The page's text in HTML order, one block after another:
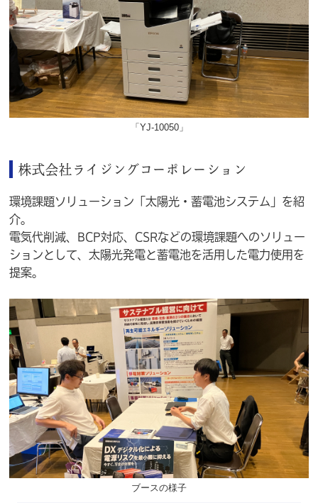
「YJ-10050」
株式会社ライジングコーポレーション
環境課題ソリューション「太陽光・蓄電池システム」を紹
介。
電気代削減、BCP対応、CSRなどの環境課題へのソリュー
ションとして、太陽光発電と蓄電池を活用した電力使用を
提案。
ブースの様子